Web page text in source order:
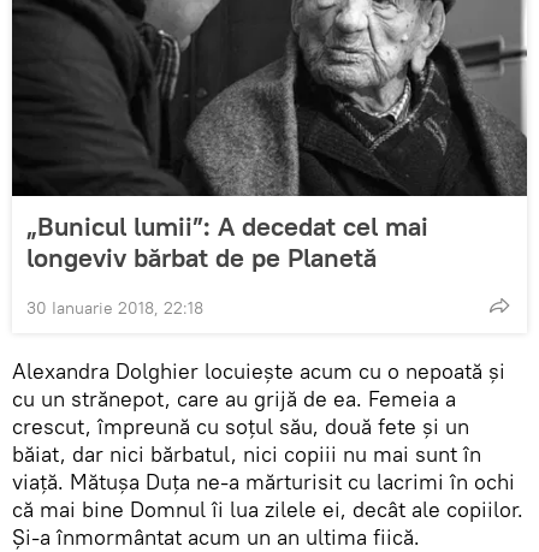
„Bunicul lumii”: A decedat cel mai
longeviv bărbat de pe Planetă
30 Ianuarie 2018, 22:18
Alexandra Dolghier locuiește acum cu o nepoată și
cu un strănepot, care au grijă de ea. Femeia a
crescut, împreună cu soțul său, două fete și un
băiat, dar nici bărbatul, nici copiii nu mai sunt în
viață. Mătușa Duța ne-a mărturisit cu lacrimi în ochi
că mai bine Domnul îi lua zilele ei, decât ale copiilor.
Și-a înmormântat acum un an ultima fiică.